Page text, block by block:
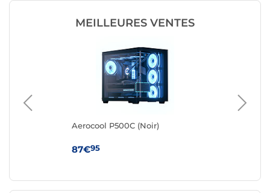
MEILLEURES VENTES
Aerocool P500C (Noir)
87€95